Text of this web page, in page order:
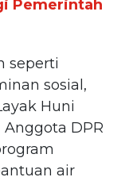
Pemerintah
seperti
sosial,
Huni
Anggota DPR
air